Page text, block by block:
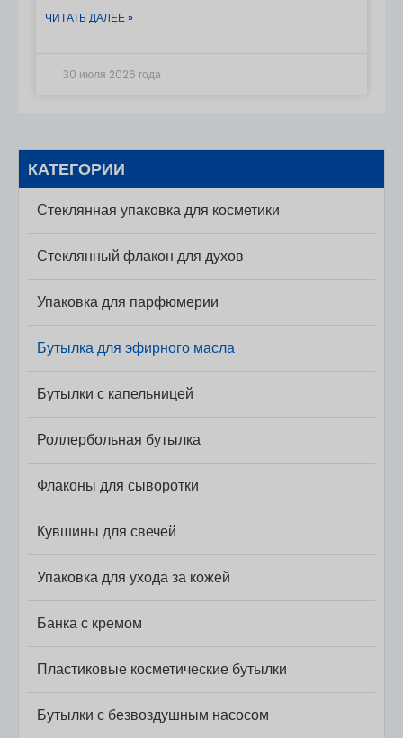
КАТЕГОРИИ
Стеклянная упаковка для косметики
Стеклянный флакон для духов
Упаковка для парфюмерии
Бутылка для эфирного масла
Бутылки с капельницей
Роллербольная бутылка
Флаконы для сыворотки
Кувшины для свечей
Упаковка для ухода за кожей
Банка с кремом
Пластиковые косметические бутылки
Бутылки с безвоздушным насосом
ваш бренд эфирных масел. Свяжитесь с нами
распылением, подходящий для масел. Правильно
ЧИТАТЬ ДАЛЕЕ »
30 июля 2026 года